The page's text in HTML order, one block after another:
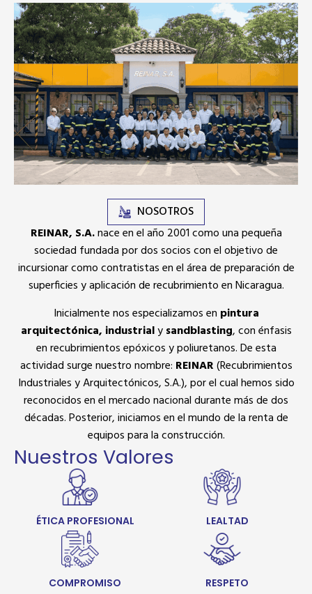
NOSOTROS
REINAR, S.A.nace en el año 2001 como una pequeña
sociedad fundada por dos socios con el objetivo de
incursionar como contratistas en el área de preparación de
superficies y aplicación de recubrimiento en Nicaragua.
Inicialmente nos especializamos en pintura
arquitectónica, industrialysandblasting, con énfasis
en recubrimientos epóxicos y poliuretanos. De esta
actividad surge nuestro nombre: REINAR(Recubrimientos
Industriales y Arquitectónicos, S.A.), por el cual hemos sido
reconocidos en el mercado nacional durante más de dos
décadas. Posterior, iniciamos en el mundo de la renta de
equipos para la construcción.
Nuestros Valores
ÉTICA PROFESIONAL
COMPROMISO
LEALTAD
RESPETO